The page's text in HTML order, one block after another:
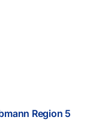
Region 5